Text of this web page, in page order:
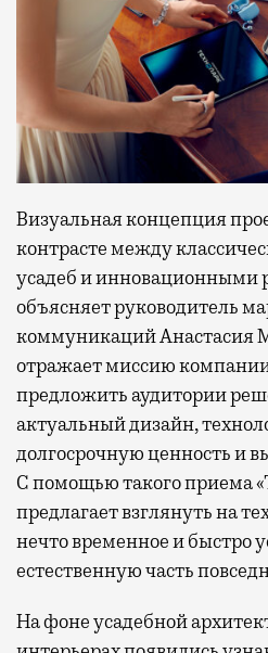
Визуальная концепция
контрасте между
усадеб и инновационными
объясняет руководитель
коммуникаций Анастасия
отражает миссию
предложить аудитории
актуальный дизайн,
долгосрочную ценность и
С помощью такого приема
предлагает взглянуть на
нечто временное и быстро
естественную часть
На фоне усадебной